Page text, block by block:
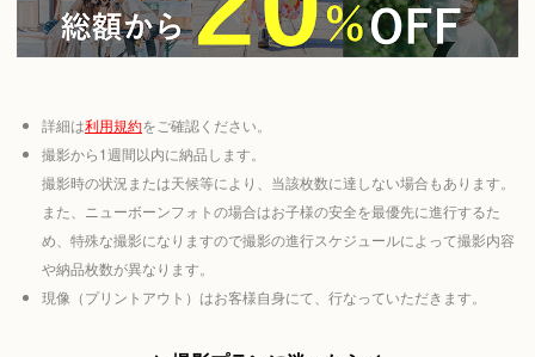
詳細は利用規約をご確認ください。
撮影から1週間以内に納品します。
撮影時の状況または天候等により、当該枚数に達しない場合もあります。
また、ニューボーンフォトの場合はお子様の安全を最優先に進行するた
め、特殊な撮影になりますので撮影の進行スケジュールによって撮影内容
や納品枚数が異なります。
現像（プリントアウト）はお客様自身にて、行なっていただきます。